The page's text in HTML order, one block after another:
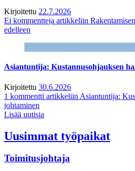
Kirjoitettu 22.7.2026
Ei kommentteja artikkeliin
edelleen
Asiantuntija: Kustannusohjauksen
Kirjoitettu 30.6.2026
1 kommentti artikkeliin Asiantuntija:
johtaminen
Lisää uutisia
Uusimmat työpaikat
Toimitusjohtaja